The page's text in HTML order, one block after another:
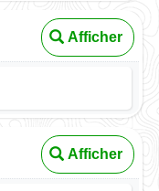
Afficher
Afficher